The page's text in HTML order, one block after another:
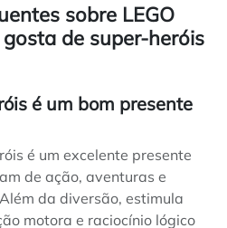
sobre LEGO
de super-heróis
é um bom presente
é um excelente presente
de ação, aventuras e
da diversão, estimula
motora e raciocínio lógico